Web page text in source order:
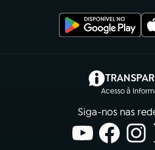
Acesso à
Siga-nos nas